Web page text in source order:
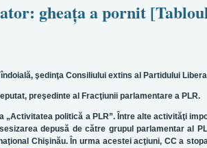
gheaţa a pornit
şedinţa Consiliului extins al Partidului
preşedinte al Fracţiunii parlamentare a PLR.
„Activitatea politică a PLR”. Între alte activităţi
depusă de către grupul parlamentar al
Chişinău. În urma acestei acţiuni, CC a